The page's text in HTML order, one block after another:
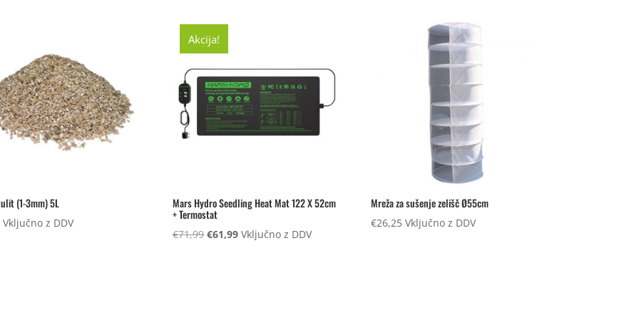
(1-3mm) 5L
Vključno z DDV
Akcija!
Mars Hydro Seedling Heat Mat 122 X 52cm
+ Termostat
€71,99Izvirna
€61,99Trenutna
Vključno z DDV
Mreža za sušenje zelišč Ø55cm
€26,25 Vključno z DDV